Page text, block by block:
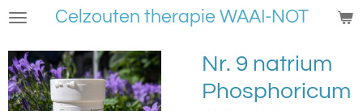
Ga
naar
de
hoofdinhoud
Celzouten therapie WAAI-NOT
Nr. 9 natrium
Phosphoricum